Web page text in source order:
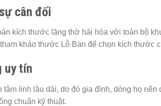
cân đối
kích thước lăng thờ hài hòa với toàn bộ
khảo thước Lỗ Ban để chọn kích thước
uy tín
tâm linh lâu dài, do đó gia đình, dòng họ nên
chuẩn kỹ thuật.